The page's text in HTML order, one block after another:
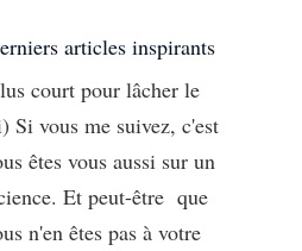
articles inspirants
court pour lâcher le
Si vous me suivez, c'est
êtes vous aussi sur un
Et peut-être que
n'en êtes pas à votre